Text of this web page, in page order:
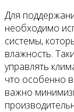
Для
необходимо
системы,
влажность.
управлять
что особенно
важно